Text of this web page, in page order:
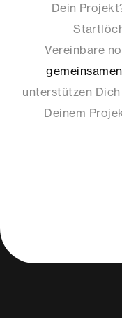
Dein
Vereinbare
unterstützen
Deinem